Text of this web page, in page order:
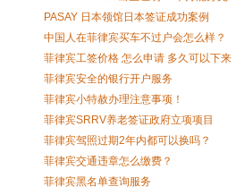
PASAY 日本领馆日本签证成功案例
中国人在菲律宾买车不过户会怎么样？
菲律宾工签价格 怎么申请 多久可以下来
菲律宾安全的银行开户服务
菲律宾小特赦办理注意事项！
菲律宾SRRV养老签证政府立项项目
菲律宾驾照过期2年内都可以换吗？
菲律宾交通违章怎么缴费？
菲律宾黑名单查询服务